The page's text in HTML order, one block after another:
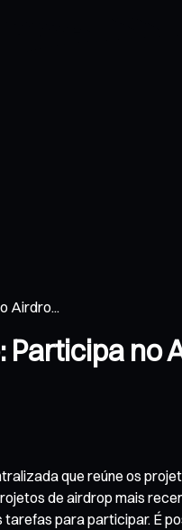
Airdro...
Participa no
que reúne os
de airdrop mais
para participar. É